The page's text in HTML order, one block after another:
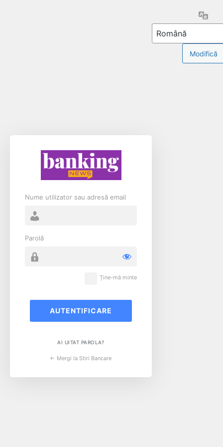
Nume utilizator sau adresă email
Parolă
Ține-mă minte
AI UITAT PAROLA?
← Mergi la Stiri Bancare